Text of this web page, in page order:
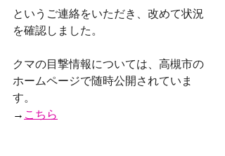
というご連絡をいただき、改めて状況
を確認しました。
クマの目撃情報については、高槻市の
ホームページで随時公開されていま
す。
→ こちら